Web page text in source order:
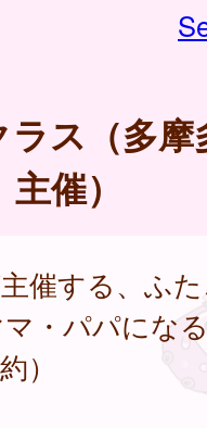
ス（多
主催）
催する、ふ
・パパにな
）